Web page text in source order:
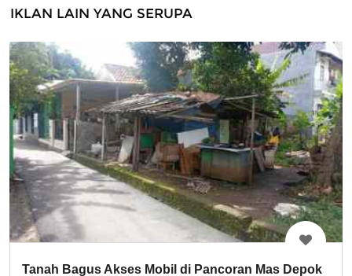
IKLAN LAIN YANG SERUPA
Tanah Bagus Akses Mobil di Pancoran Mas Depok